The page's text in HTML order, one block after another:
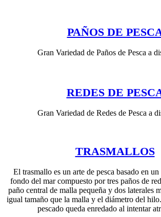
PAÑOS DE
Gran Variedad de Paños de Pesca a
REDES DE
Gran Variedad de Redes de Pesca a
TRASMALLOS
El trasmallo es un arte de pesca basado en
fondo del mar compuesto por tres paños de
paño central de malla pequeña y dos laterales
igual tamaño que la malla y el diámetro del
pescado queda enredado al intentar